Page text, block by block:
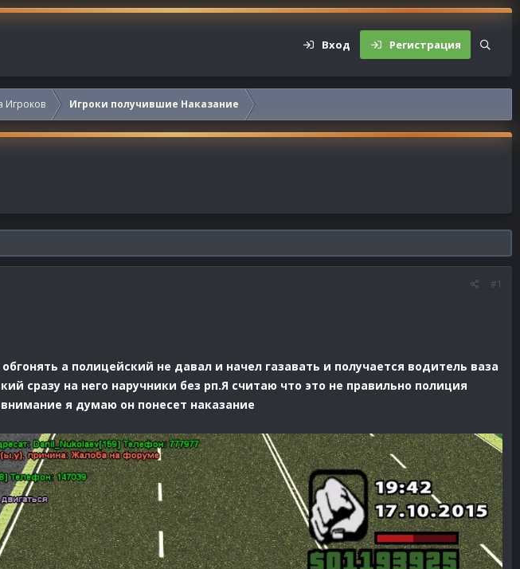
Вход Регистрация
Игроков Игроки получившие Наказание
#1
а полицейский не давал и начел газавать и получается водитель ваза
сразу на него наручники без рп.Я считаю что это не правильно полиция
я думаю он понесет наказание